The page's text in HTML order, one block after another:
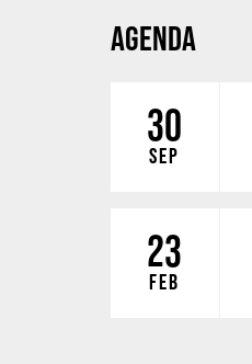
AGENDA
30
SEP
23
FEB